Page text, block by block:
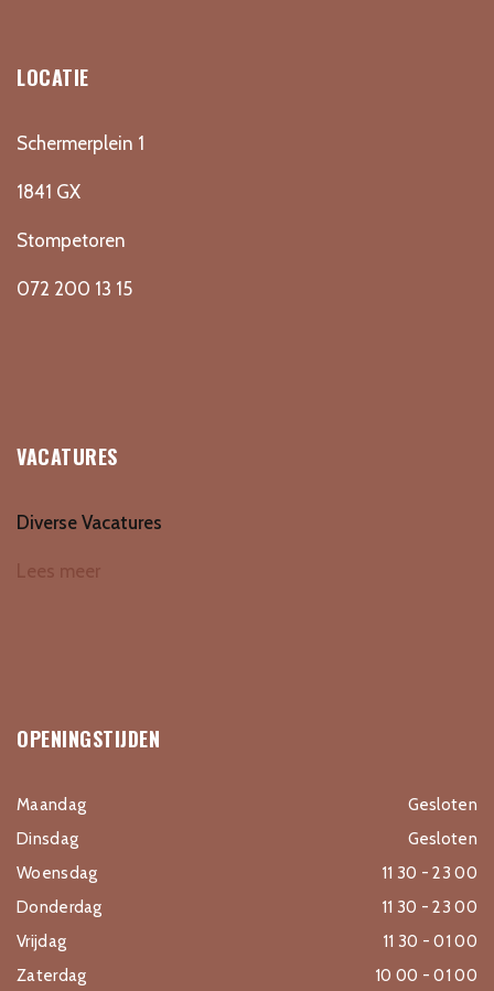
LOCATIE
Schermerplein 1
1841 GX
Stompetoren
072 200 13 15
VACATURES
Diverse Vacatures
Lees meer
OPENINGSTIJDEN
Maandag
Gesloten
Dinsdag
Gesloten
Woensdag
11 30 - 23 00
Donderdag
11 30 - 23 00
Vrijdag
11 30 - 01 00
Zaterdag
10 00 - 01 00